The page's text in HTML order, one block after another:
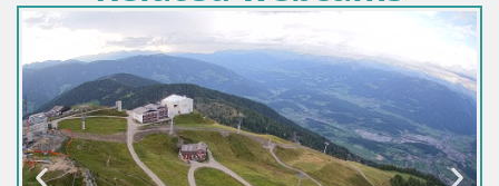
Italija / Trentino-Južni Tirol / Bruneck
Kronplatz vrh | pogled na Valdaora – Olang